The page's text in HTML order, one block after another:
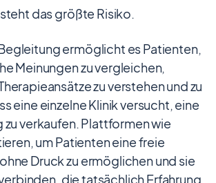
das größte Risiko.
ermöglicht es Patienten,
Meinungen zu vergleichen,
zu verstehen und zu
eine einzelne Klinik versucht, eine
zu verkaufen. Plattformen wie
um Patienten eine freie
Druck zu ermöglichen und sie
die tatsächlich Erfahrung